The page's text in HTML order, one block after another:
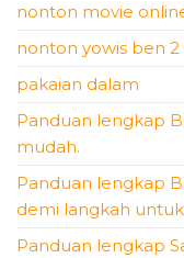
nonton movie
nonton yowis ben
pakaian dalam
Panduan lengkap
mudah.
Panduan lengkap
demi langkah
Panduan lengkap